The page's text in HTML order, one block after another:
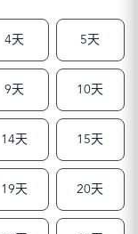
4天 5天
9天 10天
14天 15天
19天 20天